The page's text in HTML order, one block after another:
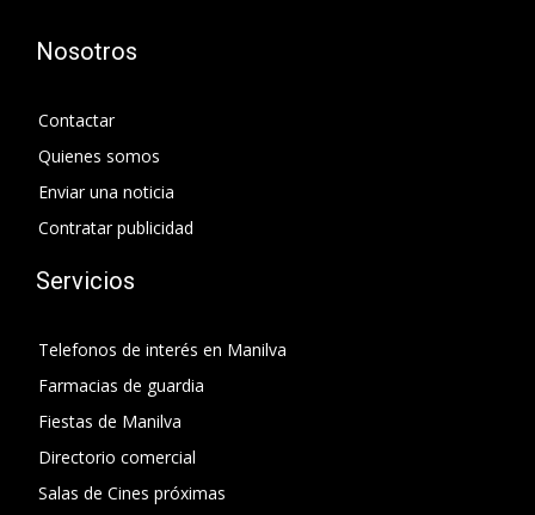
Nosotros
Contactar
Quienes somos
Enviar una noticia
Contratar publicidad
Servicios
Telefonos de interés en Manilva
Farmacias de guardia
Fiestas de Manilva
Directorio comercial
Salas de Cines próximas